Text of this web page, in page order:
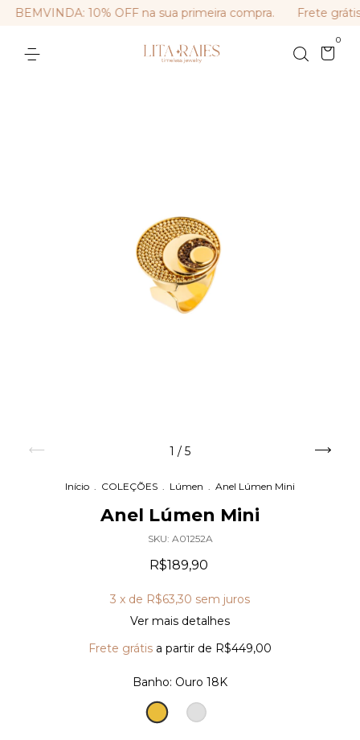
BEMVINDA: 10% OFF na sua primeira compra. Frete
0
1 / 5
Início COLEÇÕES Lúmen Anel Lúmen Mini
Anel Lúmen Mini
SKU: A01252A
R$189,90
3 x de R$63,30 sem juros
Ver mais detalhes
Frete grátis a partir de R$449,00
Banho: Ouro 18K
Ouro
18K
Prata